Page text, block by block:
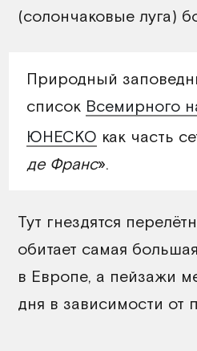
(солончаковые луга)
Природный
список Всемирного
ЮНЕСКО как часть
де Франс».
Тут гнездятся
обитает самая
в Европе, а пейзажи
дня в зависимости от